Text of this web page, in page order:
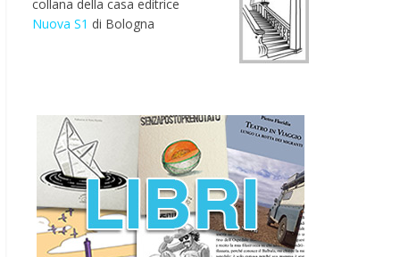
collana della casa editrice
Nuova S1 di Bologna